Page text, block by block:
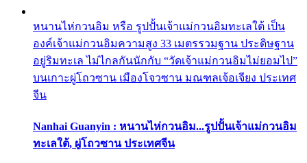
หนานไห่กวนอิม หรือ รูปปั้นเจ้าแม่กวนอิมทะเลใต้ เป็น
องค์เจ้าแม่กวนอิมความสูง 33 เมตรรวมฐาน ประดิษฐาน
อยู่ริมทะเล ไม่ไกลกันนักกับ “วัดเจ้าแม่กวนอิมไม่ยอมไป”
บนเกาะผู่โถวซาน เมืองโจวซาน มณฑลเจ้อเจียง ประเทศ
จีน
Nanhai Guanyin : หนานไห่กวนอิม...รูปปั้นเจ้าแม่กวนอิม
ทะเลใต้, ผู่โถวซาน ประเทศจีน